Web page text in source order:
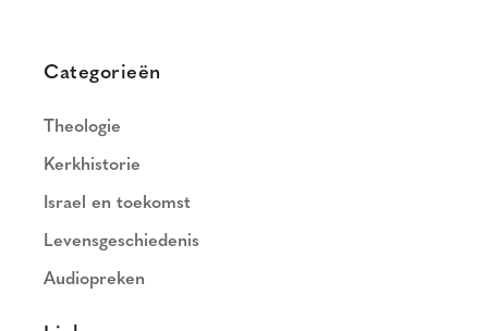
Categorieën
Theologie
Kerkhistorie
Israel en toekomst
Levensgeschiedenis
Audiopreken